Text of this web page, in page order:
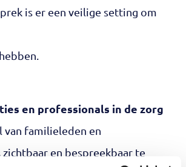
is er een veilige setting om
en professionals in de zorg
van familieleden en
en bespreekbaar te